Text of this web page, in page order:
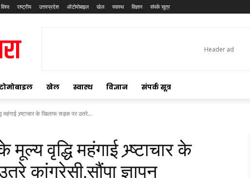
विश्व राष्ट्रीय उत्तरप्रदेश ऑटोमोबाइल खेल स्वास्थ विज्ञान संपर्क सूत्र
खेल स्वास्थ विज्ञान संपर्क सूत्र
महंगाई भ्र्ष्टाचार के खिलाफ सड़क पर उतरे...
मूल्य वृद्धि महंगाई भ्र्ष्टाचार के
कांग्रेसी,सौंपा ज्ञापन